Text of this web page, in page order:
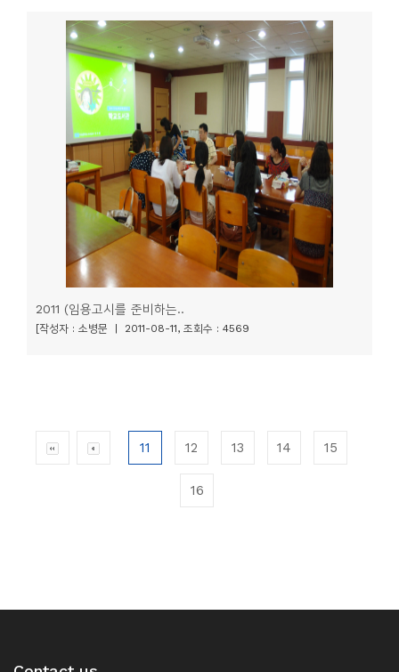
2011 (임용고시를 준비하는..
[작성자 : 소병문 | 2011-08-11, 조회수 : 4569
11 12 13 14 15
16